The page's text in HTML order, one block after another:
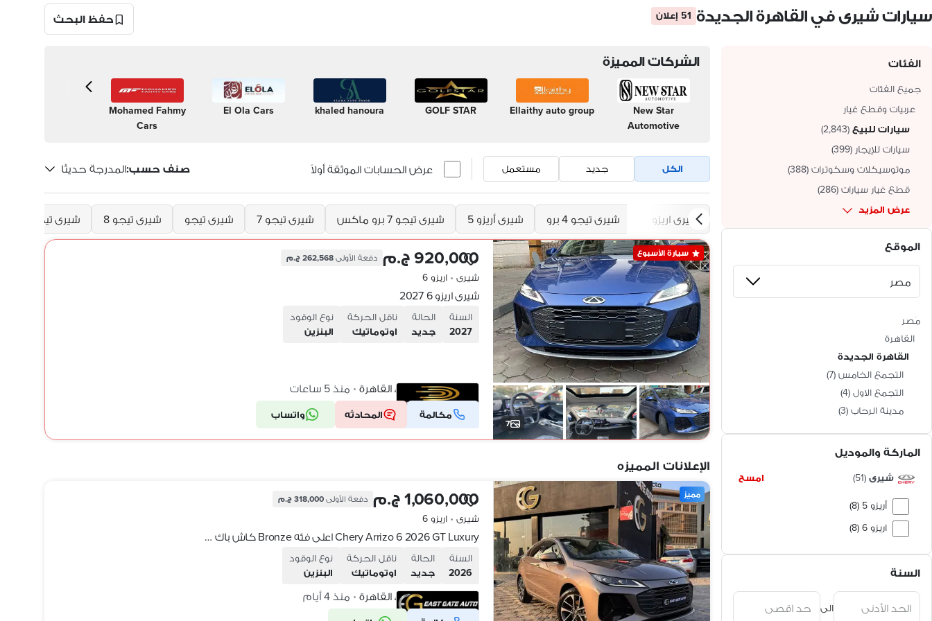
سيارات شيرى في القاهرة الجديدة 51 إعلان حفظ البحث
الفئات
جميع الفئات
عربيات وقطع غيار
سيارات للبيع (
2,843
)
سيارات للإيجار (
399
)
موتوسيكلات وسكوترات (
388
)
قطع غيار سيارات (
286
)
عرض المزيد
الموقع
مَصر
القاهرة
القاهرة الجديدة
التجمع الخامس (
7
)
التجمع الاول (
4
)
مدينة الرحاب (
3
)
الماركة والموديل
شيرى (
51
)
امسح
أريزو 5 (8)
اريزو 6 (8)
تيجو 7 برو ماكس (4)
تيجو 8 (4)
السنة
الى
الشركات المميزة
New Star
Automotive
Ellaithy auto group
GOLF STAR
khaled hanoura
El Ola Cars
Mohamed Fahmy
Cars
الكل جديد مستعمل عرض الحسابات الموثقة أولاً صنف حسب:المدرجة حديثًا
شيرى اريزو 6 شيرى تيجو 4 برو شيرى أريزو 5 شيرى تيجو 7 برو ماكس شيرى تيجو 7 شيرى تيجو شيرى تيجو 8 شيرى تيجو 8 برو ماكس
سيارة الأسبوع
7
920,000 ج.م دفعة الأولى262,568 ج.م
شيرى • اريزو 6
شيرى اريزو 6 2027
السنة
2027
الحالة
جديد
ناقل الحركة
اوتوماتيك
نوع الوقود
البنزين
القاهرة الجديدة، القاهرة • منذ 5 ساعات
مكالمة المحادثه واتساب شركة موثقة
الإعلانات المميزه
مميز 1,060,000 ج.م دفعة الأولى318,000 ج.م
شيرى • اريزو 6
Chery Arrizo 6 2026 GT Luxury اعلى فئه Bronze كاش باك فوري 60 الف
السنة
2026
الحالة
جديد
ناقل الحركة
اوتوماتيك
نوع الوقود
البنزين
القاهرة الجديدة، القاهرة • منذ 4 أيام